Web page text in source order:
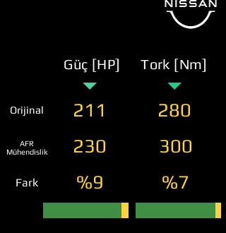
Güç [HP] Tork [Nm]
Orijinal 211 280
AFR
Mühendislik
230 300
Fark %9 %7